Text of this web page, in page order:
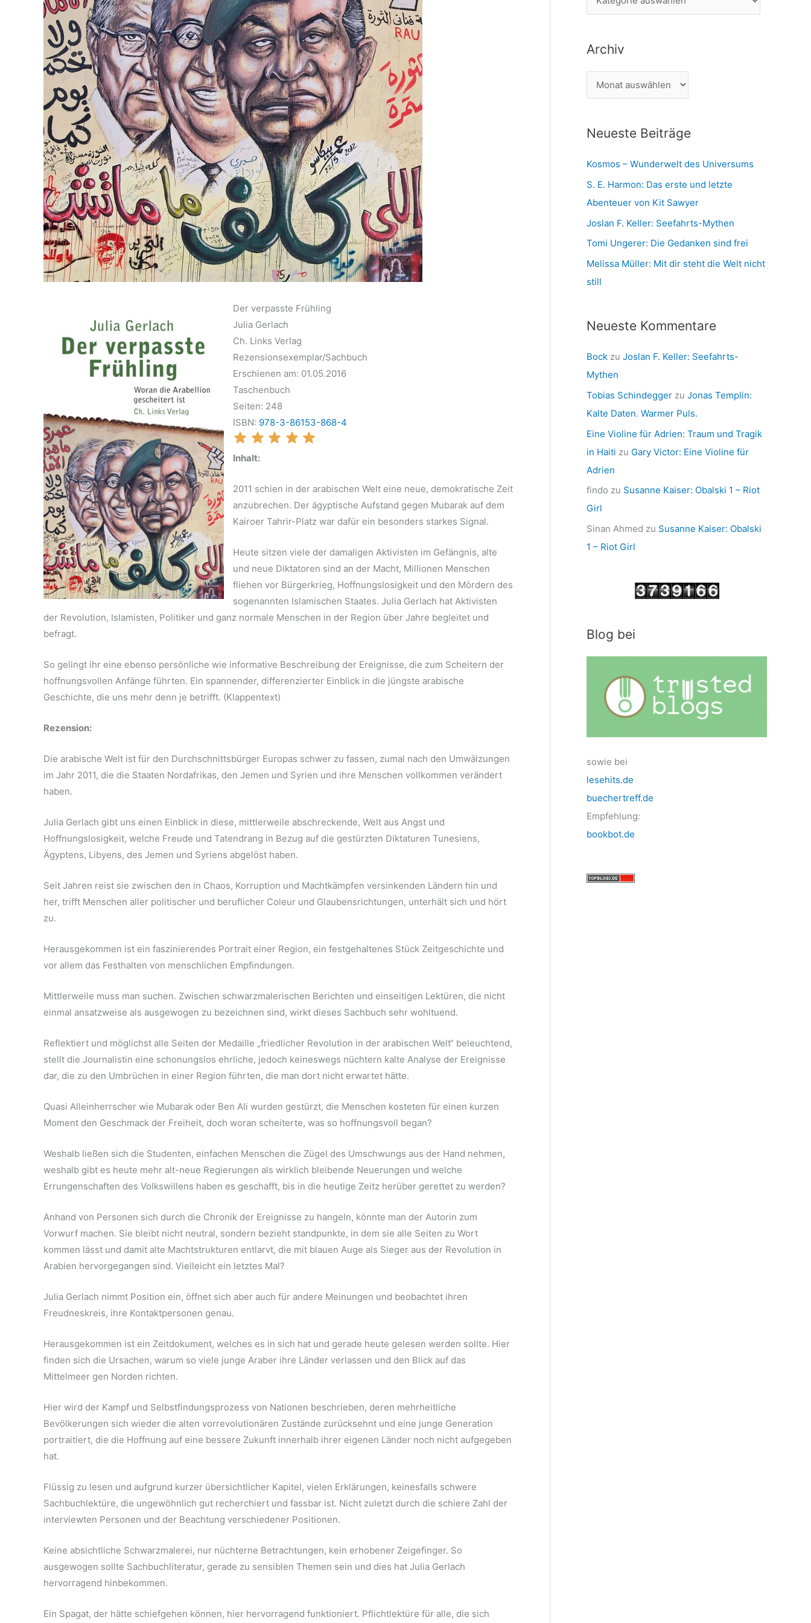
Der verpasste Frühling
Julia Gerlach
Ch. Links Verlag
Rezensionsexemplar/Sachbuch
Erschienen am: 01.05.2016
Taschenbuch
Seiten: 248
ISBN: 978-3-86153-868-4
Inhalt:
2011 schien in der arabischen Welt eine neue, demokratische Zeit
anzubrechen. Der ägyptische Aufstand gegen Mubarak auf dem
Kairoer Tahrir-Platz war dafür ein besonders starkes Signal.
Heute sitzen viele der damaligen Aktivisten im Gefängnis, alte
und neue Diktatoren sind an der Macht, Millionen Menschen
fliehen vor Bürgerkrieg, Hoffnungslosigkeit und den Mördern des
sogenannten Islamischen Staates. Julia Gerlach hat Aktivisten
der Revolution, Islamisten, Politiker und ganz normale Menschen in der Region über Jahre begleitet und
befragt.
So gelingt ihr eine ebenso persönliche wie informative Beschreibung der Ereignisse, die zum Scheitern der
hoffnungsvollen Anfänge führten. Ein spannender, differenzierter Einblick in die jüngste arabische
Geschichte, die uns mehr denn je betrifft. (Klappentext)
Rezension:
Die arabische Welt ist für den Durchschnittsbürger Europas schwer zu fassen, zumal nach den Umwälzungen
im Jahr 2011, die die Staaten Nordafrikas, den Jemen und Syrien und ihre Menschen vollkommen verändert
haben.
Julia Gerlach gibt uns einen Einblick in diese, mittlerweile abschreckende, Welt aus Angst und
Hoffnungslosigkeit, welche Freude und Tatendrang in Bezug auf die gestürzten Diktaturen Tunesiens,
Ägyptens, Libyens, des Jemen und Syriens abgelöst haben.
Seit Jahren reist sie zwischen den in Chaos, Korruption und Machtkämpfen versinkenden Ländern hin und
her, trifft Menschen aller politischer und beruflicher Coleur und Glaubensrichtungen, unterhält sich und hört
zu.
Herausgekommen ist ein faszinierendes Portrait einer Region, ein festgehaltenes Stück Zeitgeschichte und
vor allem das Festhalten von menschlichen Empfindungen.
Mittlerweile muss man suchen. Zwischen schwarzmalerischen Berichten und einseitigen Lektüren, die nicht
einmal ansatzweise als ausgewogen zu bezeichnen sind, wirkt dieses Sachbuch sehr wohltuend.
Reflektiert und möglichst alle Seiten der Medaille „friedlicher Revolution in der arabischen Welt“ beleuchtend,
stellt die Journalistin eine schonungslos ehrliche, jedoch keineswegs nüchtern kalte Analyse der Ereignisse
dar, die zu den Umbrüchen in einer Region führten, die man dort nicht erwartet hätte.
Quasi Alleinherrscher wie Mubarak oder Ben Ali wurden gestürzt, die Menschen kosteten für einen kurzen
Moment den Geschmack der Freiheit, doch woran scheiterte, was so hoffnungsvoll began?
Weshalb ließen sich die Studenten, einfachen Menschen die Zügel des Umschwungs aus der Hand nehmen,
weshalb gibt es heute mehr alt-neue Regierungen als wirklich bleibende Neuerungen und welche
Errungenschaften des Volkswillens haben es geschafft, bis in die heutige Zeitz herüber gerettet zu werden?
Anhand von Personen sich durch die Chronik der Ereignisse zu hangeln, könnte man der Autorin zum
Vorwurf machen. Sie bleibt nicht neutral, sondern bezieht standpunkte, in dem sie alle Seiten zu Wort
kommen lässt und damit alte Machtstrukturen entlarvt, die mit blauen Auge als Sieger aus der Revolution in
Arabien hervorgegangen sind. Vielleicht ein letztes Mal?
Julia Gerlach nimmt Position ein, öffnet sich aber auch für andere Meinungen und beobachtet ihren
Freudneskreis, ihre Kontaktpersonen genau.
Herausgekommen ist ein Zeitdokument, welches es in sich hat und gerade heute gelesen werden sollte. Hier
finden sich die Ursachen, warum so viele junge Araber ihre Länder verlassen und den Blick auf das
Mittelmeer gen Norden richten.
Hier wird der Kampf und Selbstfindungsprozess von Nationen beschrieben, deren mehrheitliche
Bevölkerungen sich wieder die alten vorrevolutionären Zustände zurücksehnt und eine junge Generation
portraitiert, die die Hoffnung auf eine bessere Zukunft innerhalb ihrer eigenen Länder noch nicht aufgegeben
hat.
Flüssig zu lesen und aufgrund kurzer übersichtlicher Kapitel, vielen Erklärungen, keinesfalls schwere
Sachbuchlektüre, die ungewöhnlich gut recherchiert und fassbar ist. Nicht zuletzt durch die schiere Zahl der
interviewten Personen und der Beachtung verschiedener Positionen.
Keine absichtliche Schwarzmalerei, nur nüchterne Betrachtungen, kein erhobener Zeigefinger. So
ausgewogen sollte Sachbuchliteratur, gerade zu sensiblen Themen sein und dies hat Julia Gerlach
hervorragend hinbekommen.
Ein Spagat, der hätte schiefgehen können, hier hervorragend funktioniert. Pflichtlektüre für alle, die sich
c
h
a
e
e
n
Archiv
r
h
v
Neueste Beiträge
Kosmos – Wunderwelt des Universums
S. E. Harmon: Das erste und letzte
Abenteuer von Kit Sawyer
Joslan F. Keller: Seefahrts-Mythen
Tomi Ungerer: Die Gedanken sind frei
Melissa Müller: Mit dir steht die Welt nicht
still
Neueste Kommentare
Bock zu Joslan F. Keller: Seefahrts-
Mythen
Tobias Schindegger zu Jonas Templin:
Kalte Daten. Warmer Puls.
Eine Violine für Adrien: Traum und Tragik
in Haiti zu Gary Victor: Eine Violine für
Adrien
findo zu Susanne Kaiser: Obalski 1 – Riot
Girl
Sinan Ahmed zu Susanne Kaiser: Obalski
1 – Riot Girl
Blog bei
sowie bei
lesehits.de
buechertreff.de
Empfehlung:
bookbot.de